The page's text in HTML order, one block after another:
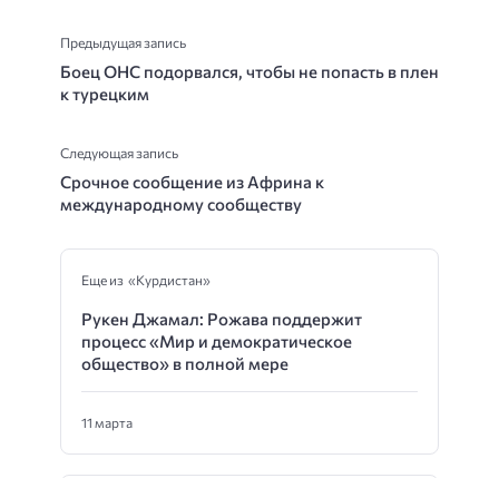
Предыдущая запись
Боец ОНС подорвался, чтобы не попасть в плен
к турецким
Следующая запись
Срочное сообщение из Африна к
международному сообществу
Еще из «Курдистан»
Рукен Джамал: Рожава поддержит
процесс «Мир и демократическое
общество» в полной мере
11 марта